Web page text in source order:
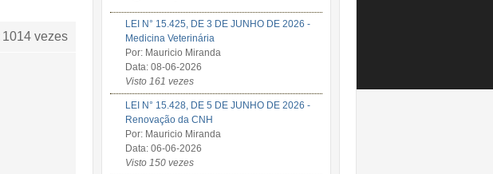
vezes
LEI N° 15.425, DE 3 DE JUNHO DE 2026 -
Medicina Veterinária
Por: Mauricio Miranda
Data: 08-06-2026
Visto 161 vezes
LEI N° 15.428, DE 5 DE JUNHO DE 2026 -
Renovação da CNH
Por: Mauricio Miranda
Data: 06-06-2026
Visto 150 vezes